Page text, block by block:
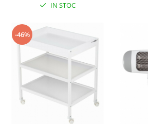
IN STOC
-46%